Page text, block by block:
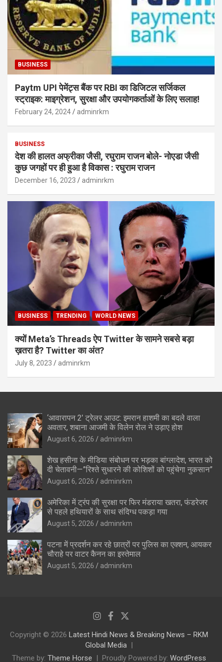
BUSINESS
Paytm UPI पेमेंट्स बैंक पर RBI का डिजिटल सर्जिकल
स्ट्राइक: माइग्रेशन, सुरक्षा और उपयोगकर्ताओं के लिए सलाह!
February 24, 2024 adminrkm
BUSINESS
देश की हालत अफ्रीका जैसी, रघुराम राजन बोले- नोएडा जैसी
कुछ जगहों पर ही हुआ है विकास : रघुराम राजन
December 16, 2023 adminrkm
BUSINESS TRENDING WORLD NEWS
क्यों Meta’s Threads ऐप Twitter के सामने सबसे बड़ा
ख़तरा है? Twitter का अंत?
July 8, 2023 adminrkm
‘आवारापन 2’ ट्रेलर आउट: इमरान हाशमी का बदले वाला
अवतार, शबाना आजमी के विलेन रोल ने उड़ाए होश
August 6, 2026 adminrkm
शेख हसीना के मीडिया संबोधन पर भड़का बांग्लादेश, भारत को
दी चेतावनी—”रिश्ते सुधारने की कोशिशों को पहुंचेगा नुकसान”
August 6, 2026 adminrkm
अमेरिका में ट्रंप की सुरक्षा पर फिर मंडराया खतरा, फंडरेजर
से पहले हथियारों के साथ संदिग्ध पकड़ा गया
August 5, 2026 adminrkm
पटना में प्रदर्शन कर रहे छात्रों पर पुलिस का एक्शन, आयकर
चौराहे पर वाटर कैनन का इस्तेमाल
August 5, 2026 adminrkm
Copyright © 2026 Latest Hindi News & Breaking News – RKM
Global Media
Theme by: Theme Horse Proudly Powered by: WordPress